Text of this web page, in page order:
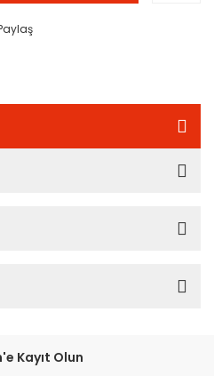
Kayıt Olun